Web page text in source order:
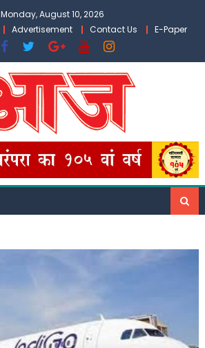
Monday, August 10, 2026
Advertisement Contact Us E-Paper